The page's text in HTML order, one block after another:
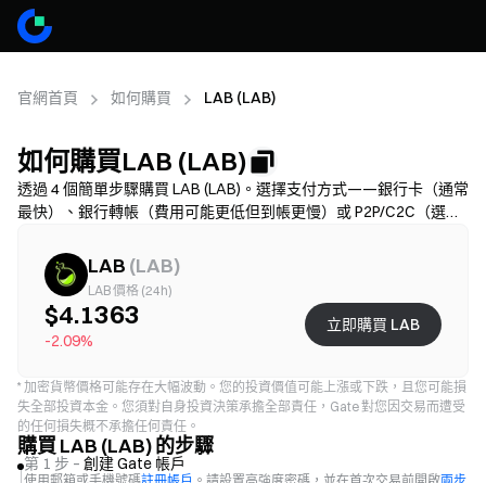
官網首頁 如何購買 LAB (LAB)
如何購買LAB (LAB)
透過 4 個簡單步驟購買 LAB (LAB)。選擇支付方式——銀行卡（通常
最快）、銀行轉帳（費用可能更低但到帳更慢）或 P2P/C2C（選擇
需完成 KYC，並開啟 2FA 保護帳戶。可用性、限額、費用和到帳時
間因地區和供應商而異。
LAB (LAB)
LAB 價格 (24h)
$4.1363
-2.09%
立即購買 LAB
* 加密貨幣價格可能存在大幅波動。您的投資價值可能上漲或下跌，且您可能損
失全部投資本金。您須對自身投資決策承擔全部責任，Gate 對您因交易而遭受
的任何損失概不承擔任何責任。
購買 LAB (LAB) 的步驟
第 1 步 – 創建 Gate 帳戶